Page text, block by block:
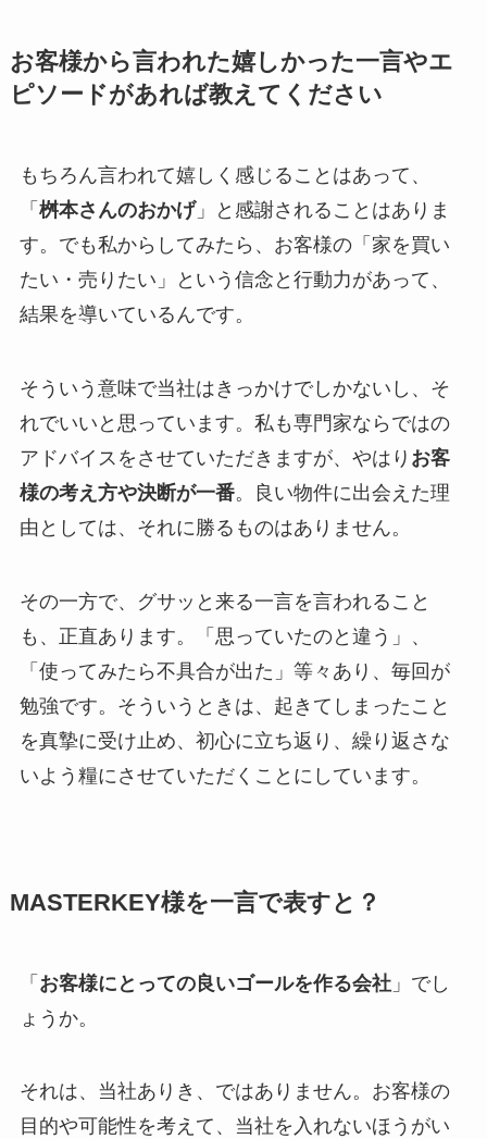
お客様から言われた嬉しかった一言やエ
ピソードがあれば教えてください
もちろん言われて嬉しく感じることはあって、
「 桝本さんのおかげ」と感謝されることはありま
す。でも私からしてみたら、お客様の「家を買い
たい・売りたい」という信念と行動力があって、
結果を導いているんです。
そういう意味で当社はきっかけでしかないし、そ
れでいいと思っています。私も専門家ならではの
アドバイスをさせていただきますが、やはり お客
様の考え方や決断が一番。良い物件に出会えた理
由としては、それに勝るものはありません。
その一方で、グサッと来る一言を言われること
も、正直あります。「思っていたのと違う」、
「使ってみたら不具合が出た」等々あり、毎回が
勉強です。そういうときは、起きてしまったこと
を真摯に受け止め、初心に立ち返り、繰り返さな
いよう糧にさせていただくことにしています。
MASTERKEY様を一言で表すと？
「 お客様にとっての良いゴールを作る会社」でし
ょうか。
それは、当社ありき、ではありません。お客様の
目的や可能性を考えて、当社を入れないほうがい